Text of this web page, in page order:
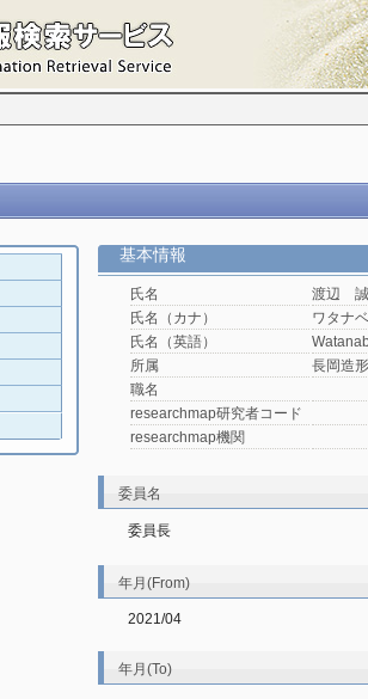
基本情報
氏名
渡辺
氏名（カナ）
ワタナ
氏名（英語）
所属
長岡造
職名
researchmap研究者コード
researchmap機関
委員名
委員長
年月(From)
2021/04
年月(To)